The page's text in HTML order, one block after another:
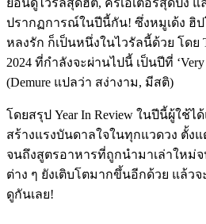
ปรากฏการณ์ในปีนี้กัน! ซึ่งหมูเด้ง ฮิ
หลงรัก ก็เป็นหนึ่งในไวรัลนี้ด้วย โดย
2024 ที่กำลังจะผ่านไปนี้ เป็นปีที่ ‘Very
(Demure แปลว่า สง่างาม, มีสติ)
โดยสรุป Year In Review ในปีนี้ผู้ใช้
สร้างแรงบันดาลใจในทุกแวดวง ตั้ง
จนถึงสูตรอาหารที่ถูกนำมาเล่าใหม่จ
ต่าง ๆ ยังเติบโตมากขึ้นอีกด้วย แล้ว
ดูกันเลย!